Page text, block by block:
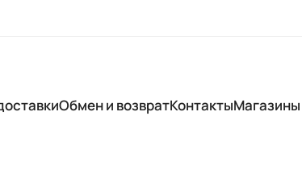
Обмен и возвратКонтактыМагазины